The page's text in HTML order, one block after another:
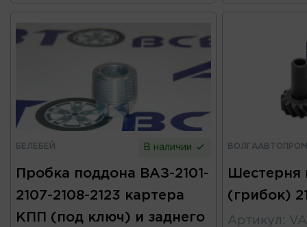
БЕЛЕБЕЙ В наличии
Пробка поддона ВАЗ-2101-
2107-2108-2123 картера
КПП (под ключ) и заднего
ВОЛГААВТОПРОМ
Шестерня
(грибок)
Артикул :